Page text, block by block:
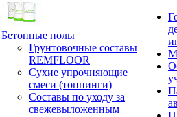
Бетонные полы
Грунтовочные составы
REMFLOOR
Сухие упрочняющие
смеси (топпинги)
Составы по уходу за
свежевыложенным